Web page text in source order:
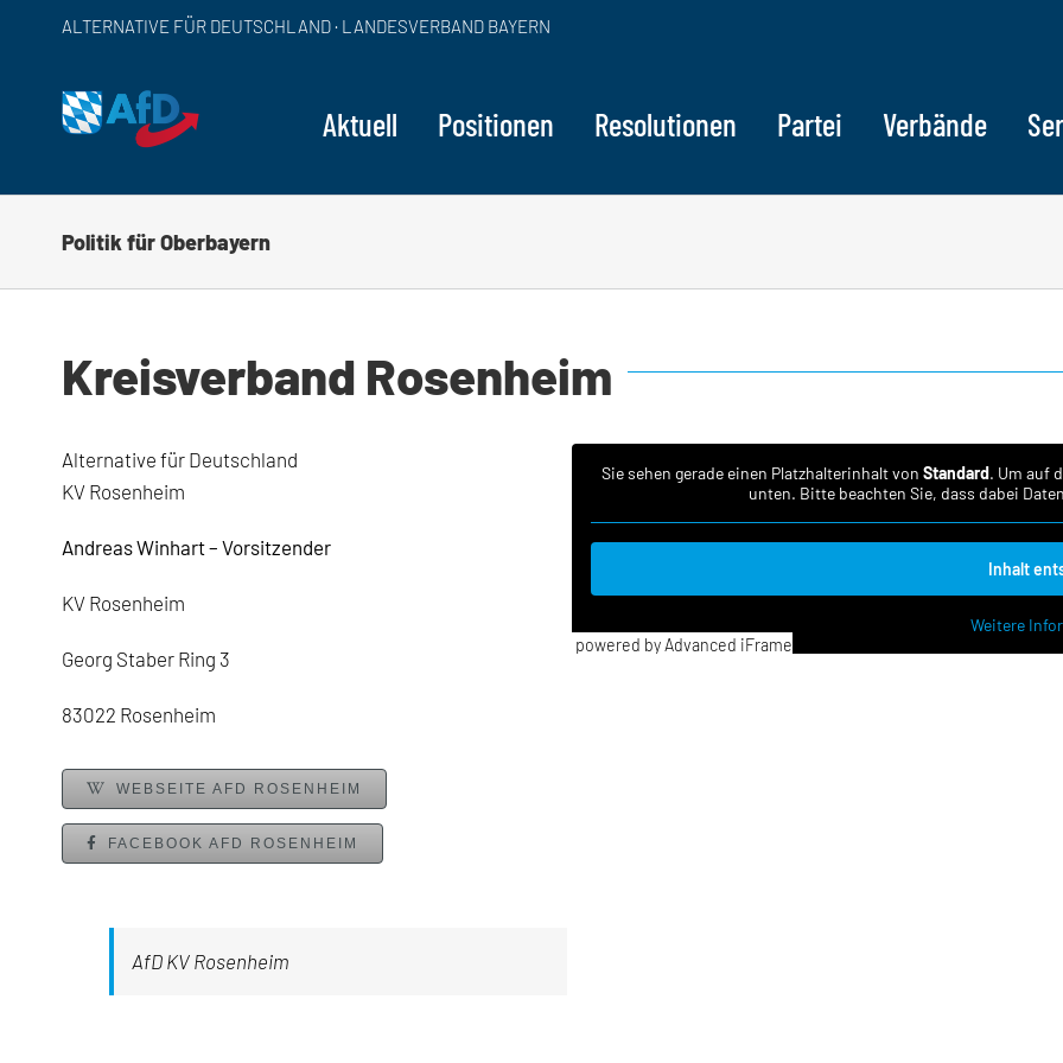
ALTERNATIVE FÜR DEUTSCHLAND · LANDESVERBAND BAYERN
Aktuell Positionen Resolutionen Partei Verbände
Politik für Oberbayern
Kreisverband Rosenheim
Alternative für Deutschland
KV Rosenheim
Andreas Winhart – Vorsitzender
KV Rosenheim
Georg Staber Ring 3
83022 Rosenheim
WEBSEITE AFD ROSENHEIM
FACEBOOK AFD ROSENHEIM
Sie sehen gerade einen Platzhalterinhalt von Standard. Um auf
unten. Bitte beachten Sie, dass dabei
Inhalt
Weitere
powered by Advanced iFrame
AfD KV Rosenheim